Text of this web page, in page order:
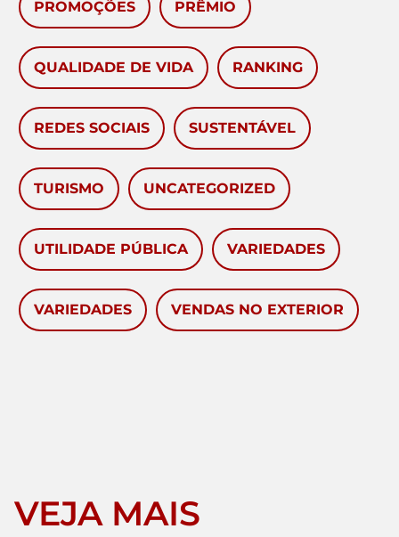
PROMOÇÕES PRÊMIO
QUALIDADE DE VIDA RANKING
REDES SOCIAIS SUSTENTÁVEL
TURISMO UNCATEGORIZED
UTILIDADE PÚBLICA VARIEDADES
VARIEDADES VENDAS NO EXTERIOR
VEJA MAIS